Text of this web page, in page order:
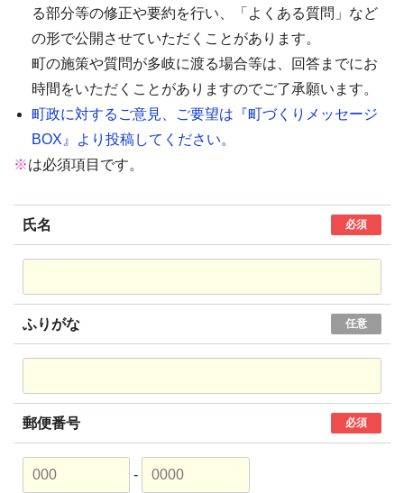
る部分等の修正や要約を行い、「よくある質問」など
の形で公開させていただくことがあります。
町の施策や質問が多岐に渡る場合等は、回答までにお
時間をいただくことがありますのでご了承願います。
町政に対するご意見、ご要望は『町づくりメッセージ
BOX』より投稿してください。
※は必須項目です。
氏名 必須
ふりがな 任意
郵便番号 必須
-